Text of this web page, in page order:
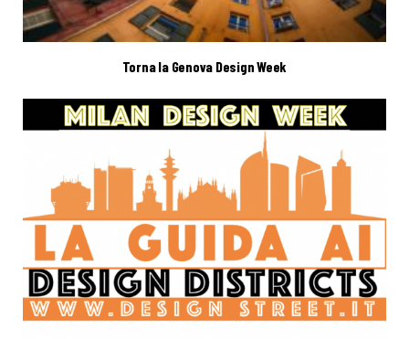
Torna la Genova Design Week